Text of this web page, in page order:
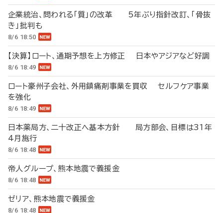
企業統治、問われる「質」の改革 5年ぶり指針改訂、「骨抜
き」批判も
8/6 18:50
【決算】ロート、通期予想を上方修正 日本やアジアなど好調
8/6 18:49
ロート豪州子会社、外用鎮痛剤事業を買収 セルフケア事業
を強化
8/6 18:49
日本薬局方、二十改正へ基本方針 局方部会、目標は31年
4月施行
8/6 18:48
帝人グループ、熊本地震で義援金
8/6 18:48
ゼリア、熊本地震で義援金
8/6 18:48